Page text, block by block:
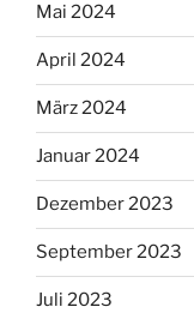
Mai 2024
April 2024
März 2024
Januar 2024
Dezember 2023
September 2023
Juli 2023